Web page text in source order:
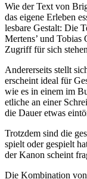
Wie der Text von
das eigene Erleben
lesbare Gestalt: Die
Mertens’ und Tobias
Zugriff für sich
Andererseits stellt
erscheint ideal für
wie es in einem im
etliche an einer
die Dauer etwas
Trotzdem sind die
spielt oder gespielt
der Kanon scheint
Die Kombination